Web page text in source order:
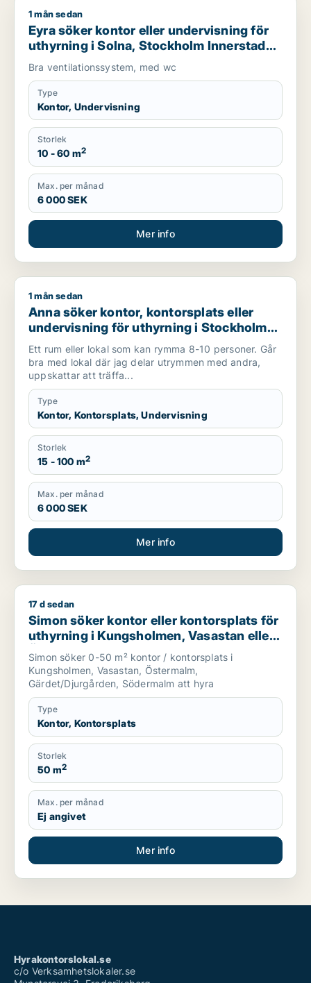
Eyra söker kontor eller undervisning för uthyrning i Solna,
1 mån sedan
Eyra söker kontor eller undervisning för
uthyrning i Solna, Stockholm Innerstad
eller Kungsholmen m.fl.
Bra ventilationssystem, med wc
Type
Kontor, Undervisning
Storlek
10 - 60 m2
Max. per månad
6 000 SEK
Mer info
Anna söker kontor, kontorsplats eller undervisning för
1 mån sedan
Anna söker kontor, kontorsplats eller
undervisning för uthyrning i Stockholm
Innerstad, Kungsholmen eller Vasastan
m.fl.
Ett rum eller lokal som kan rymma 8-10 personer. Går
bra med lokal där jag delar utrymmen med andra,
uppskattar att träffa...
Type
Kontor, Kontorsplats, Undervisning
Storlek
15 - 100 m2
Max. per månad
6 000 SEK
Mer info
Simon söker kontor eller kontorsplats för uthyrning i
17 d sedan
Simon söker kontor eller kontorsplats för
uthyrning i Kungsholmen, Vasastan eller
Östermalm m.fl.
Simon söker 0-50 m² kontor / kontorsplats i
Kungsholmen, Vasastan, Östermalm,
Gärdet/Djurgården, Södermalm att hyra
Type
Kontor, Kontorsplats
Storlek
50 m2
Max. per månad
Ej angivet
Mer info
Hyrakontorslokal.se
c/o Verksamhetslokaler.se